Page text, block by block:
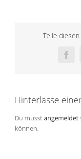
Teile
Hinterlasse
Du musstangemeldet
können.